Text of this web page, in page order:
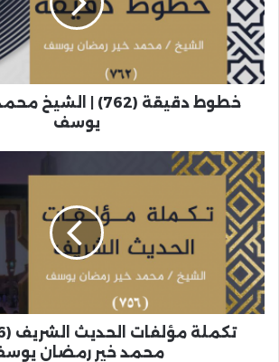
خطوط دقيقة (762) |
يوسف
محمد خير رمضان